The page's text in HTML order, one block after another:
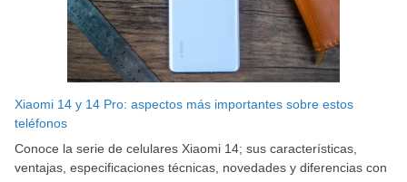
Xiaomi 14 y 14 Pro: aspectos más importantes sobre estos
teléfonos
Conoce la serie de celulares Xiaomi 14; sus características,
ventajas, especificaciones técnicas, novedades y diferencias con